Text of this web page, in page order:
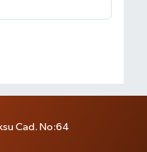
Cad. No:64